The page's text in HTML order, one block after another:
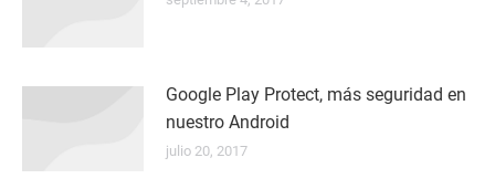
Google Play Protect, más seguridad en
nuestro Android
julio 20, 2017